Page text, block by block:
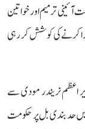
ترمیم اور خواتین
کرنے کی کوشش کر رہی
اعظم نریندر مودی سے
میں حد بندی بل پر حکومت